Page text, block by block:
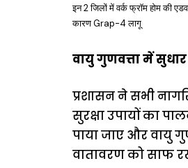
इन 2 जिलों में वर्क फ्रॉम होम की
कारण Grap-4 लागू
वायु गुणवत्ता में
प्रशासन ने सभी
सुरक्षा उपायों का
पाया जाए और वायु
वातावरण को साफ